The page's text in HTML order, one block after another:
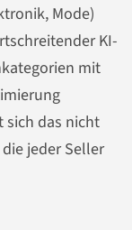
Mode)
KI-
mit
sich das nicht
jeder Seller